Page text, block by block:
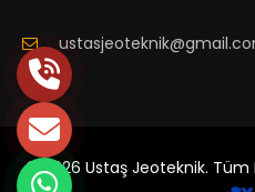
© 2026 Ustaş Jeoteknik. Tüm